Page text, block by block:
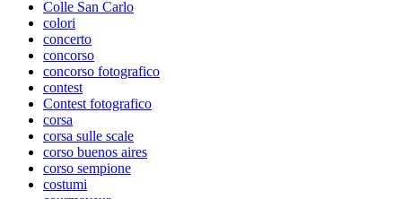
Colle San Carlo
colori
concerto
concorso
concorso fotografico
contest
Contest fotografico
corsa
corsa sulle scale
corso buenos aires
corso sempione
costumi